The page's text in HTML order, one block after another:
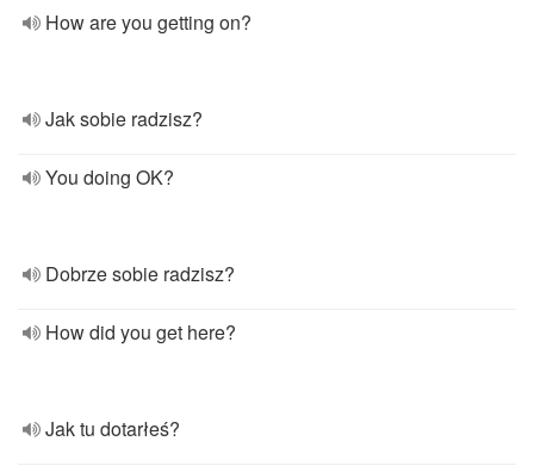
How are you getting on?
Jak sobie radzisz?
You doing OK?
Dobrze sobie radzisz?
How did you get here?
Jak tu dotarłeś?